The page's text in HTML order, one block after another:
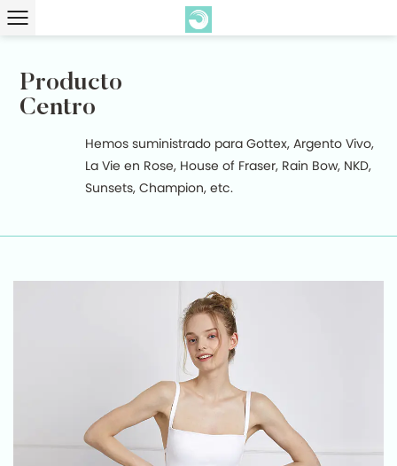
Producto
Centro
Hemos suministrado para Gottex, Argento Vivo,
La Vie en Rose, House of Fraser, Rain Bow, NKD,
Sunsets, Champion, etc.